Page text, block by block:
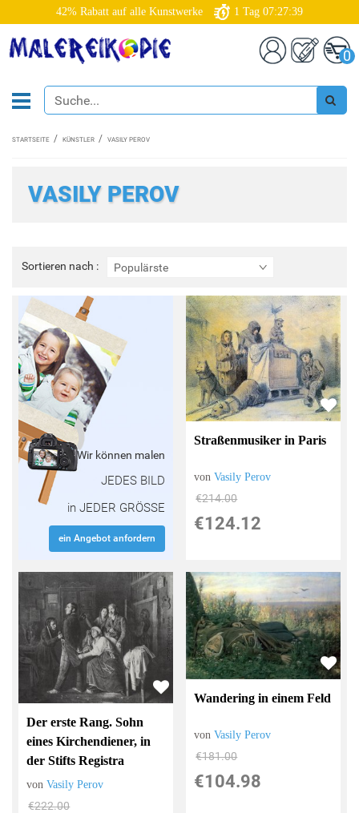
42% Rabatt auf alle Kunstwerke 1 Tag 07:27:39
0
STARTSEITE KÜNSTLER VASILY PEROV
VASILY PEROV
Sortieren nach : Populärste
Sortieren
nach
Wir können malen
JEDES BILD
in JEDER GRÖSSE
ein Angebot anfordern
Straßenmusiker in Paris
vonVasily Perov
€214.00
€124.12
Der erste Rang. Sohn
eines Kirchendiener, in
der Stifts Registra
vonVasily Perov
€222.00
Wandering in einem Feld
vonVasily Perov
€181.00
€104.98